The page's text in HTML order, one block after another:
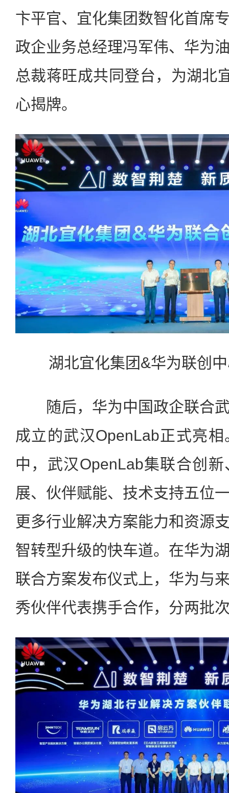
卞平官、宜化集团数智化首席
政企业务总经理冯军伟、华为
总裁蒋旺成共同登台，为湖北
心揭牌。
湖北宜化集团&华为联创
随后，华为中国政企联合武
成立的武汉OpenLab正式亮
中，武汉OpenLab集联合创
展、伙伴赋能、技术支持五位
更多行业解决方案能力和资源
智转型升级的快车道。在华为
联合方案发布仪式上，华为与
秀伙伴代表携手合作，分两批